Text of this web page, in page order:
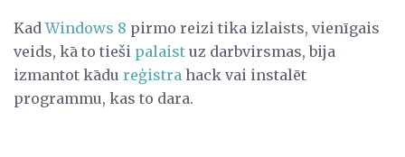
KadWindows 8 pirmo reizi tika izlaists, vienīgais
veids, kā to tieši palaist uz darbvirsmas, bija
izmantot kādu reģistra hack vai instalēt
programmu, kas to dara.